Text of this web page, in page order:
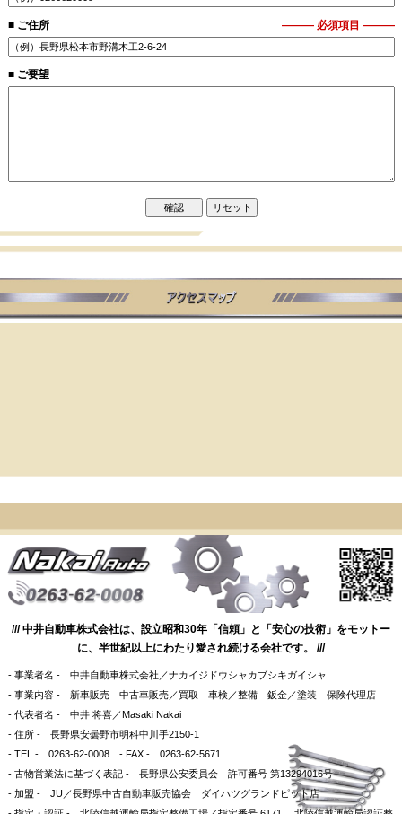
■ ご住所 ――― 必須項目 ―――
■ ご要望
/// 中井自動車株式会社は、設立昭和30年「信頼」と「安心の技術」をモットー
に、半世紀以上にわたり愛され続ける会社です。 ///
- 事業者名 - 中井自動車株式会社／ナカイジドウシャカブシキガイシャ
- 事業内容 - 新車販売 中古車販売／買取 車検／整備 鈑金／塗装 保険代理店
- 代表者名 - 中井 将喜／Masaki Nakai
- 住所 - 長野県安曇野市明科中川手2150-1
- TEL - 0263-62-0008 - FAX - 0263-62-5671
- 古物営業法に基づく表記 - 長野県公安委員会 許可番号 第13294016号
- 加盟 - JU／長野県中古自動車販売協会 ダイハツグランドピット店